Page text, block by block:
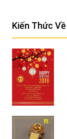
Kiến Thức